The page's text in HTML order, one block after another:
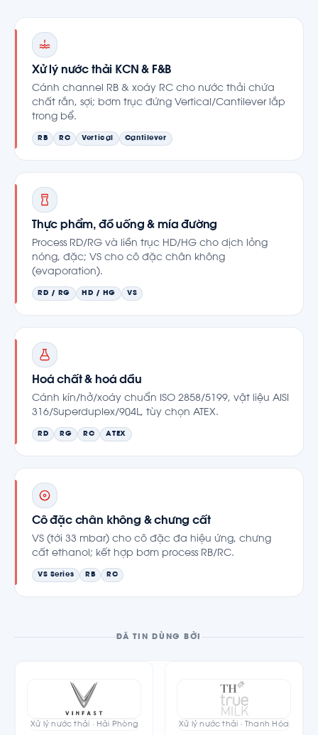
Xử lý nước thải KCN & F&B
Cánh channel RB & xoáy RC cho nước thải chứa
chất rắn, sợi; bơm trục đứng Vertical/Cantilever lắp
trong bể.
RB RC Vertical Cantilever
Thực phẩm, đồ uống & mía đường
Process RD/RG và liền trục HD/HG cho dịch lỏng
nóng, đặc; VS cho cô đặc chân không
(evaporation).
RD / RG HD / HG VS
Hoá chất & hoá dầu
Cánh kín/hở/xoáy chuẩn ISO 2858/5199, vật liệu AISI
316/Superduplex/904L, tùy chọn ATEX.
RD RG RC ATEX
Cô đặc chân không & chưng cất
VS (tới 33 mbar) cho cô đặc đa hiệu ứng, chưng
cất ethanol; kết hợp bơm process RB/RC.
VS Series RB RC
ĐÃ TIN DÙNG BỞI
Xử lý nước thải · Hải Phòng Xử lý nước thải · Thanh Hóa